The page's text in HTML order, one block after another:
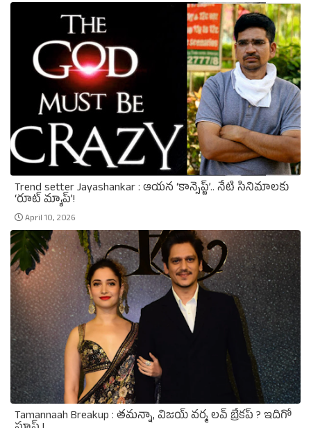
Trend setter Jayashankar : ఆయన ‘కాన్సెప్ట్’.. నేటి సినిమాలకు
‘రూట్ మ్యాప్’!
April 10, 2026
Tamannaah Breakup : తమన్నా, విజయ్‌ వర్మ లవ్‌ బ్రేకప్‌ ? ఇదిగో